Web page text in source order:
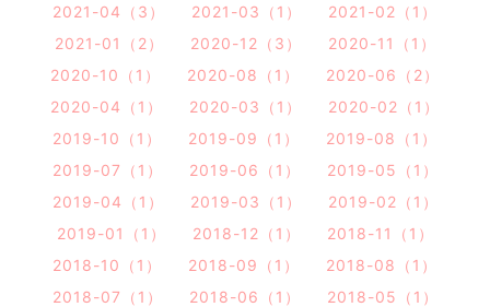
2021-04（3）
2021-03（1）
2021-02（1）
2021-01（2）
2020-12（3）
2020-11（1）
2020-10（1）
2020-08（1）
2020-06（2）
2020-04（1）
2020-03（1）
2020-02（1）
2019-10（1）
2019-09（1）
2019-08（1）
2019-07（1）
2019-06（1）
2019-05（1）
2019-04（1）
2019-03（1）
2019-02（1）
2019-01（1）
2018-12（1）
2018-11（1）
2018-10（1）
2018-09（1）
2018-08（1）
2018-07（1）
2018-06（1）
2018-05（1）